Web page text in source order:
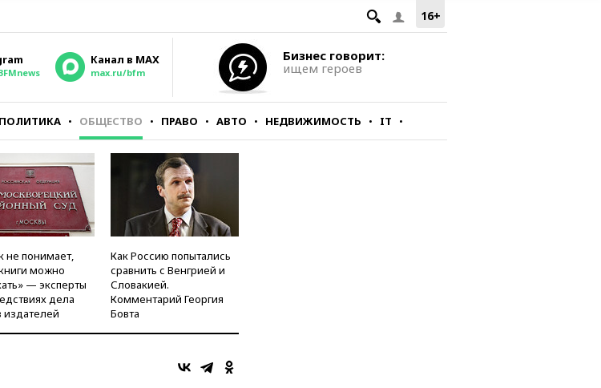
16+
Канал в MAX
max.ru/bfm
Бизнес говорит:
ищем героев
ПОЛИТИКА ОБЩЕСТВО ПРАВО АВТО НЕДВИЖИМОСТЬ IT
не понимает,
можно
— эксперты
дела
издателей
Как Россию попытались
сравнить с Венгрией и
Словакией.
Комментарий Георгия
Бовта